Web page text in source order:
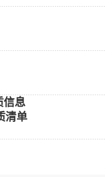
信息
清单